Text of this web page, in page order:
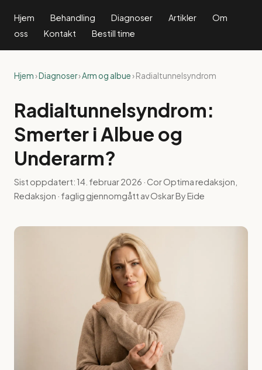
Hjem Behandling Diagnoser Artikler
Om
oss
Kontakt Bestill time
Hjem›Diagnoser›Arm og albue› Radialtunnelsyndrom
Radialtunnelsyndrom:
Smerter i Albue og
Underarm?
Sist oppdatert:14. februar 2026 · Cor Optima redaksjon,
Redaksjon · faglig gjennomgått av Oskar By Eide